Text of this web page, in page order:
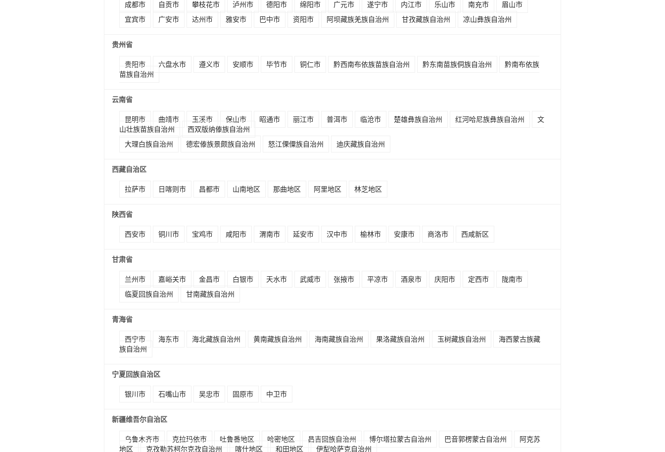
成都市 自贡市 攀枝花市 泸州市 德阳市 绵阳市 广元市 遂宁市 内江市 乐山市 南充市
眉山市
宜宾市
广安市 达州市 雅安市 巴中市 资阳市 阿坝藏族羌族自治州 甘孜藏族自治州 凉山彝族自治州
贵州省
贵阳市 六盘水市 遵义市 安顺市 毕节市 铜仁市 黔西南布依族苗族自治州 黔东南苗族侗族自治州
黔南布依族
苗族自治州
云南省
昆明市 曲靖市 玉溪市 保山市 昭通市 丽江市 普洱市 临沧市 楚雄彝族自治州 红河哈尼族彝族自治州
文
山壮族苗族自治州
西双版纳傣族自治州
大理白族自治州
德宏傣族景颇族自治州 怒江傈僳族自治州 迪庆藏族自治州
西藏自治区
拉萨市 日喀则市 昌都市 山南地区 那曲地区 阿里地区 林芝地区
陕西省
西安市 铜川市 宝鸡市 咸阳市 渭南市 延安市 汉中市 榆林市 安康市 商洛市 西咸新区
甘肃省
兰州市 嘉峪关市 金昌市 白银市 天水市 武威市 张掖市 平凉市 酒泉市 庆阳市 定西市
陇南市
临夏回族自治州
甘南藏族自治州
青海省
西宁市 海东市 海北藏族自治州 黄南藏族自治州 海南藏族自治州 果洛藏族自治州 玉树藏族自治州
海西蒙古族藏
族自治州
宁夏回族自治区
银川市 石嘴山市 吴忠市 固原市 中卫市
新疆维吾尔自治区
乌鲁木齐市 克拉玛依市 吐鲁番地区 哈密地区 昌吉回族自治州 博尔塔拉蒙古自治州 巴音郭楞蒙古自治州
阿克苏
地区
克孜勒苏柯尔克孜自治州 喀什地区 和田地区 伊犁哈萨克自治州